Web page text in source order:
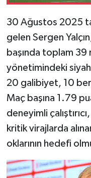
30 Ağustos 2025
gelen Sergen
başında toplam 39
yönetimindeki
20 galibiyet, 10
Maç başına 1.79
deneyimli
kritik virajlarda
oklarının hedefi